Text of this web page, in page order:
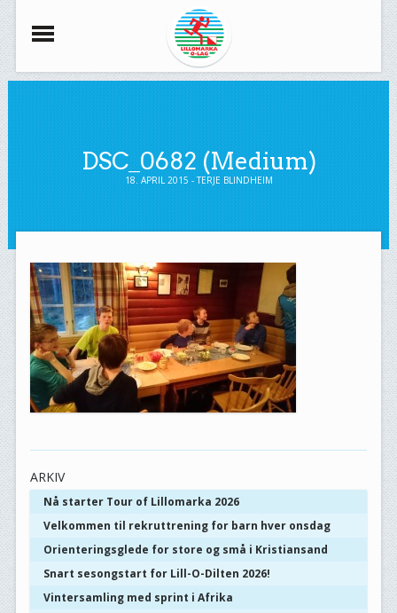
DSC_0682 (Medium)
18. APRIL 2015 - TERJE BLINDHEIM
ARKIV
Nå starter Tour of Lillomarka 2026
Velkommen til rekruttrening for barn hver onsdag
Orienteringsglede for store og små i Kristiansand
Snart sesongstart for Lill-O-Dilten 2026!
Vintersamling med sprint i Afrika